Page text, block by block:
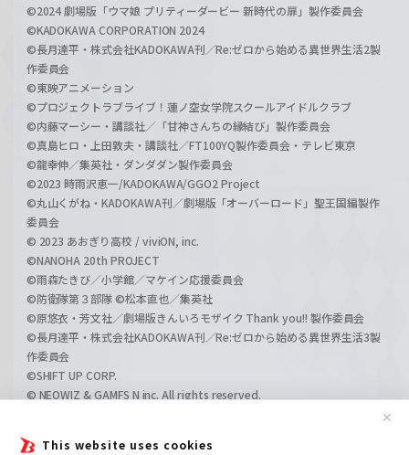
This website uses cookies
✕
©2024 劇場版「ウマ娘 プリティーダービー 新時代の扉」製作委員会
©KADOKAWA CORPORATION 2024
©長月達平・株式会社KADOKAWA刊／Re:ゼロから始める異世界生活2製
作委員会
©東映アニメーション
©プロジェクトラブライブ！蓮ノ空女学院スクールアイドルクラブ
©内藤マーシー・講談社／「甘神さんちの縁結び」製作委員会
©真島ヒロ・上田敦夫・講談社／FT100YQ製作委員会・テレビ東京
©龍幸伸／集英社・ダンダダン製作委員会
©2023 時雨沢恵一/KADOKAWA/GGO2 Project
©丸山くがね・KADOKAWA刊／劇場版「オーバーロード」聖王国編製作
委員会
© 2023 あおぎり高校 / viviON, inc.
©NANOHA 20th PROJECT
©雨森たきび／小学館／マケイン応援委員会
©防衛隊第３部隊 ©松本直也／集英社
©原悠衣・芳文社／劇場版きんいろモザイク Thank you!! 製作委員会
©長月達平・株式会社KADOKAWA刊／Re:ゼロから始める異世界生活3製
作委員会
©SHIFT UP CORP.
© NEOWIZ & GAMFS N inc. All rights reserved.
©GIRLS und PANZER Film Projekt